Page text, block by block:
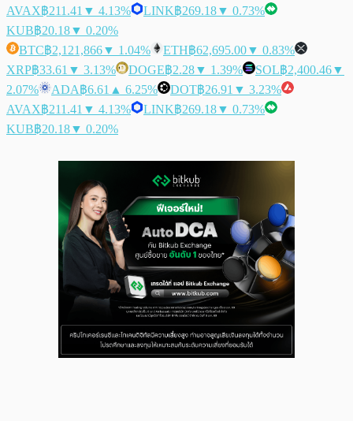
AVAX฿211.41 ▼ 4.13% LINK฿269.18▼ 0.73%
KUB฿20.18▼ 0.20%
BTC฿2,121,866▼ 1.04% ETH฿62,695.00▼ 0.83%
XRP฿33.61 ▼ 3.13% DOGE฿2.28▼ 1.39% SOL฿2,400.46▼
2.07%
ADA฿6.61 ▲ 6.25% DOT฿26.91 ▼ 3.23%
AVAX฿211.41 ▼ 4.13% LINK฿269.18▼ 0.73%
KUB฿20.18▼ 0.20%